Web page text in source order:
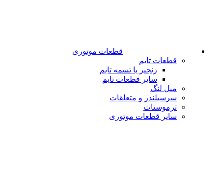
قطعات موتوری
قطعات تایم
زنجیر یا تسمه تایم
سایر قطعات تایم
میل لنگ
سرسیلندر و متعلقات
ترموستات
سایر قطعات موتوری